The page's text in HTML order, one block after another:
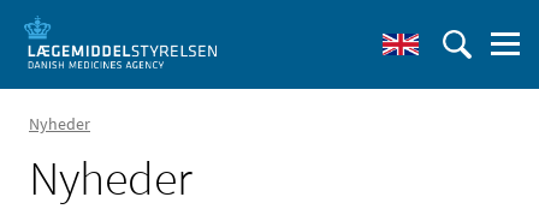
Nyheder
Nyheder